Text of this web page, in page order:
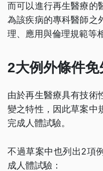
而可以進行再生醫療的
為該疾病的專科醫師之
理、應用與倫理規範等
2大例外條件
由於再生醫療具有技術
變之特性，因此草案中
完成人體試驗。
不過草案中也列出2項
成人體試驗：